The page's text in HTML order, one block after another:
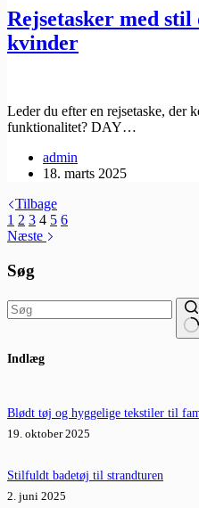
Rejsetasker med
kvinder
Leder du efter en rejsetaske, der
funktionalitet? DAY…
admin
18. marts 2025
Tilbage
1 2 3 4 5 6
Næste
Søg
resultater
Indlæg
Blødt tøj og hyggelige tekstiler til
19. oktober 2025
Stilfuldt badetøj til strandturen
2. juni 2025